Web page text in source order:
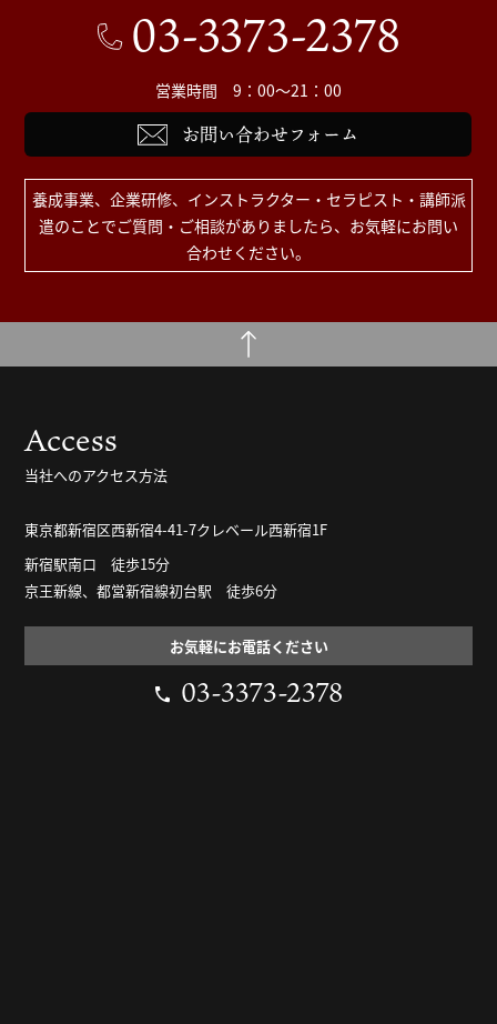
03-3373-2378
営業時間 9：00～21：00
お問い合わせフォーム
養成事業、企業研修、インストラクター・セラピスト・講師派
遣のことでご質問・ご相談がありましたら、お気軽にお問い
合わせください。
Access
当社へのアクセス方法
東京都新宿区西新宿4-41-7クレベール西新宿1F
新宿駅南口 徒歩15分
京王新線、都営新宿線初台駅 徒歩6分
お気軽にお電話ください
03-3373-2378